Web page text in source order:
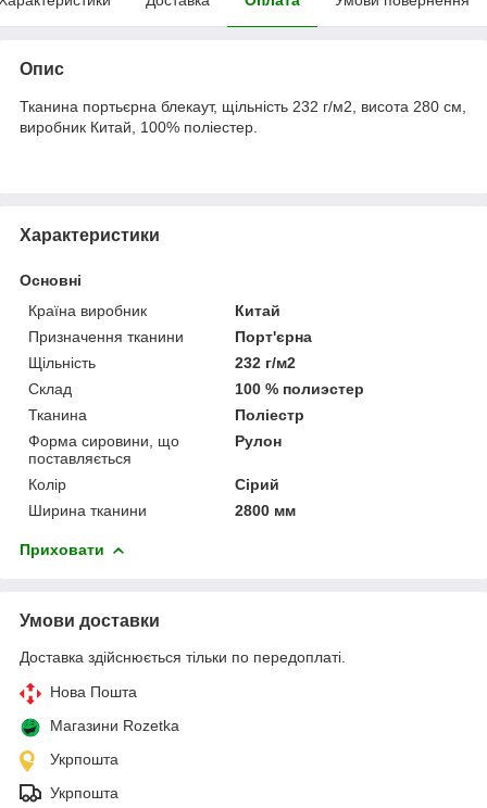
Опис
Тканина портьєрна блекаут, щільність 232 г/м2, висота 280 см,
виробник Китай, 100% поліестер.
Характеристики
Основні
Країна виробник
Китай
Призначення тканини
Порт'єрна
Щільність
232 г/м2
Склад
100 % полиэстер
Тканина
Поліестр
Форма сировини, що
поставляється
Рулон
Колір
Сірий
Ширина тканини
2800 мм
Приховати
Умови доставки
Доставка здійснюється тільки по передоплаті.
Нова Пошта
Магазини Rozetka
Укрпошта
Укрпошта